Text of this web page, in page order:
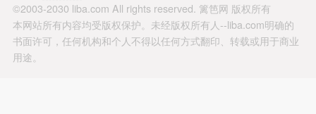
©2003-2030 liba.com All rights reserved. 篱笆网 版权所有
本网站所有内容均受版权保护。未经版权所有人--liba.com明确的
书面许可，任何机构和个人不得以任何方式翻印、转载或用于商业
用途。